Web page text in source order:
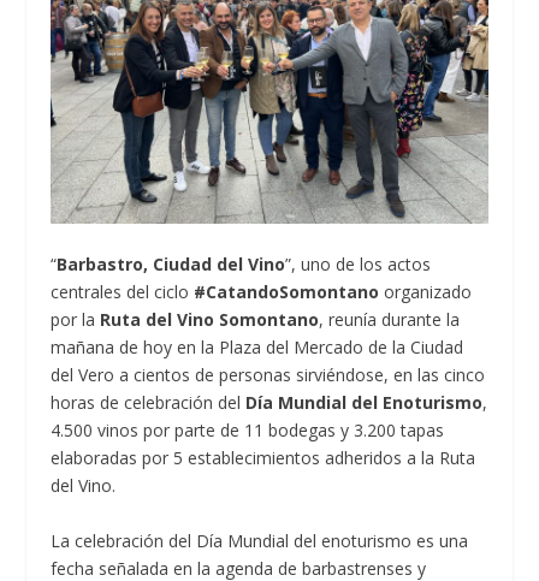
“Barbastro, Ciudad del Vino”, uno de los actos
centrales del ciclo #CatandoSomontano organizado
por la Ruta del Vino Somontano, reunía durante la
mañana de hoy en la Plaza del Mercado de la Ciudad
del Vero a cientos de personas sirviéndose, en las cinco
horas de celebración del Día Mundial del Enoturismo,
4.500 vinos por parte de 11 bodegas y 3.200 tapas
elaboradas por 5 establecimientos adheridos a la Ruta
del Vino.
La celebración del Día Mundial del enoturismo es una
fecha señalada en la agenda de barbastrenses y